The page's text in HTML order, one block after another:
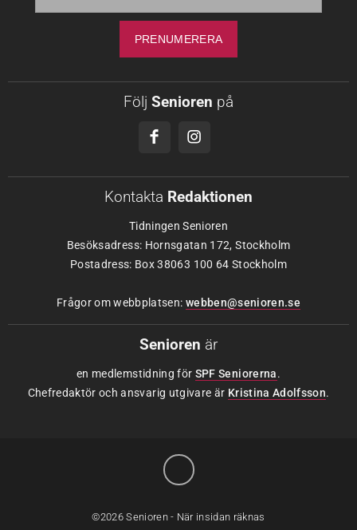
Följ Senioren på
Kontakta Redaktionen
Tidningen Senioren
Besöksadress: Hornsgatan 172, Stockholm
Postadress: Box 38063 100 64 Stockholm
Frågor om webbplatsen: webben@senioren.se
Senioren är
en medlemstidning för SPF Seniorerna.
Chefredaktör och ansvarig utgivare är Kristina Adolfsson.
©2026 Senioren - När insidan räknas